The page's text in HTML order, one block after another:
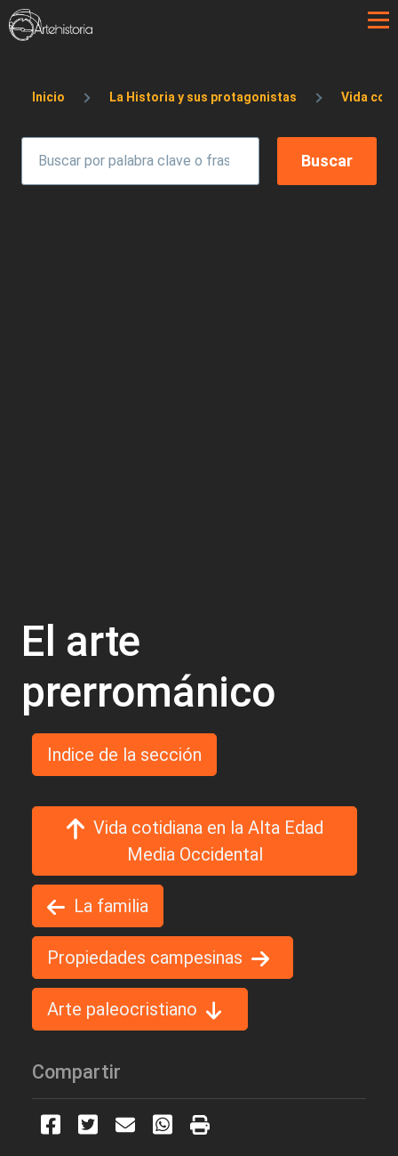
Pasar al contenido principal
Sobrescribir enlaces de ayuda a la
Inicio La Historia y sus protagonistas Vida
El arte
prerrománico
Indice de la sección
Vida cotidiana en la Alta Edad
Media Occidental
La familia
Propiedades campesinas
Arte paleocristiano
Compartir